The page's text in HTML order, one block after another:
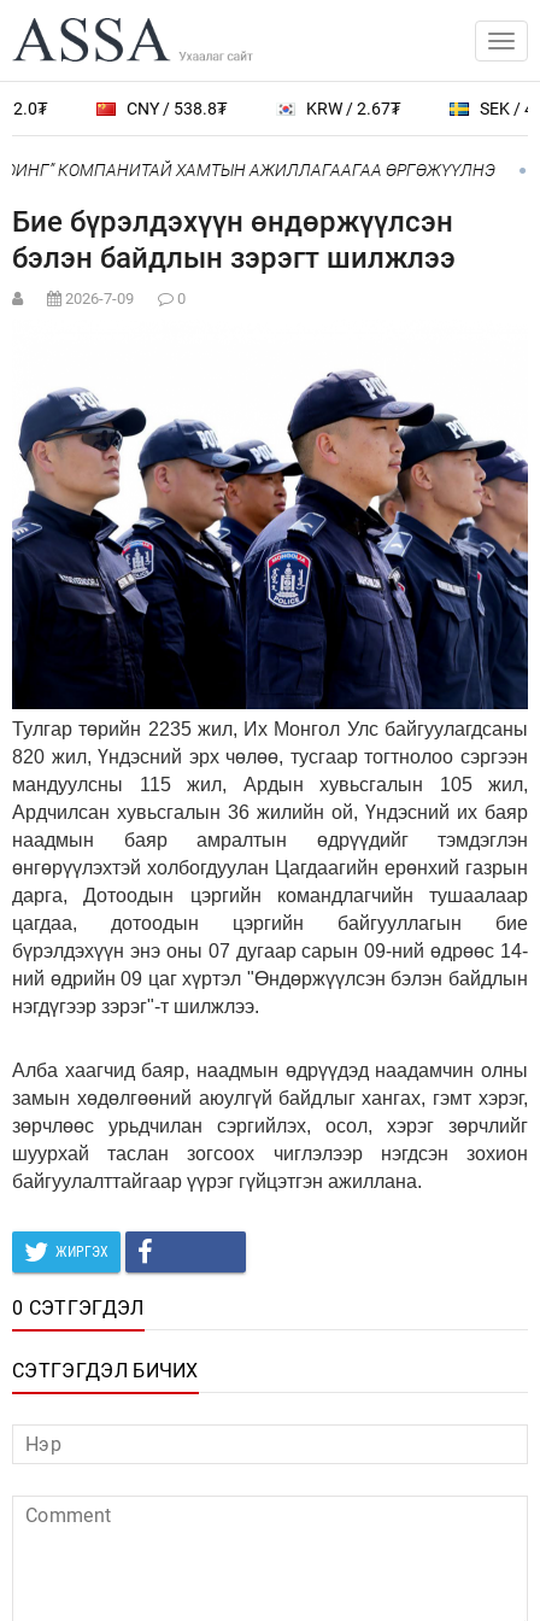
CNY / 538.8₮ KRW / 2.67₮ SEK /
КОМПАНИТАЙ ХАМТЫН АЖИЛЛАГААГАА ӨРГӨЖҮҮЛНЭ
Бие бүрэлдэхүүн өндөржүүлсэн
бэлэн байдлын зэрэгт шилжлээ
2026-7-09 0
Тулгар төрийн 2235 жил, Их Монгол Улс байгуулагдсаны
820 жил, Үндэсний эрх чөлөө, тусгаар тогтнолоо сэргээн
мандуулсны 115 жил, Ардын хувьсгалын 105 жил,
Ардчилсан хувьсгалын 36 жилийн ой, Үндэсний их баяр
наадмын баяр амралтын өдрүүдийг тэмдэглэн
өнгөрүүлэхтэй холбогдуулан Цагдаагийн ерөнхий газрын
дарга, Дотоодын цэргийн командлагчийн тушаалаар
цагдаа, дотоодын цэргийн байгууллагын бие
бүрэлдэхүүн энэ оны 07 дугаар сарын 09-ний өдрөөс 14-
ний өдрийн 09 цаг хүртэл "Өндөржүүлсэн бэлэн байдлын
нэгдүгээр зэрэг"-т шилжлээ.
Алба хаагчид баяр, наадмын өдрүүдэд наадамчин олны
замын хөдөлгөөний аюулгүй байдлыг хангах, гэмт хэрэг,
зөрчлөөс урьдчилан сэргийлэх, осол, хэрэг зөрчлийг
шуурхай таслан зогсоох чиглэлээр нэгдсэн зохион
байгуулалттайгаар үүрэг гүйцэтгэн ажиллана.
ЖИРГЭХ
0 СЭТГЭГДЭЛ
СЭТГЭГДЭЛ БИЧИХ